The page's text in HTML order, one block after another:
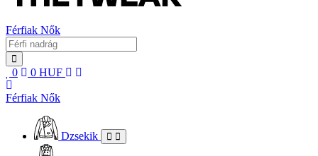
Férfiak Nők
0 0 HUF
Férfiak Nők
Dzsekik